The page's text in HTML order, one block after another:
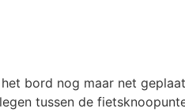
bord nog maar net
tussen de